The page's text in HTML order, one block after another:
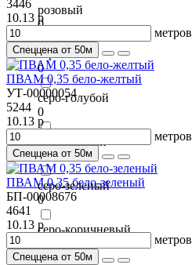
розовый
0
серо-белый
0
серо-голубой
0
серо-желтый
0
серо-зеленый
0
серо-коричневый
3446
10.13 р
метров
Спеццена от 50м
ПВАМ 0,35 бело-желтый
УТ-00000054
5244
10.13 р
метров
Спеццена от 50м
ПВАМ 0,35 бело-зеленый
БП-00008676
4641
10.13 р
метров
Спеццена от 50м